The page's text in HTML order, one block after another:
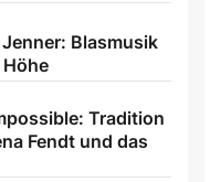
Blasmusik
Tradition
Fendt und das